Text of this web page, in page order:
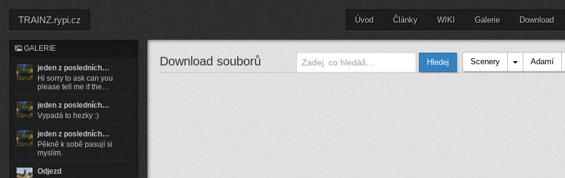
TRAINZ.rypi.cz Úvod Články WIKI Galerie Download
GALERIE
jeden z posledních…
Hi sorry to ask can you
please tell me if the…
jeden z posledních…
Vypadá to hezky :)
jeden z posledních…
Pěkně k sobě pasují si
myslím.
Odjezd
Download souborů Hledej Scenery Adamí